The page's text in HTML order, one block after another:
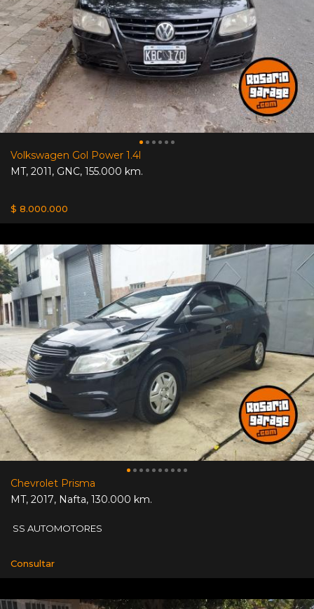
Volkswagen Gol Power 1.4l
MT, 2011, GNC, 155.000 km.
$ 8.000.000
Chevrolet Prisma
MT, 2017, Nafta, 130.000 km.
SS AUTOMOTORES
Consultar